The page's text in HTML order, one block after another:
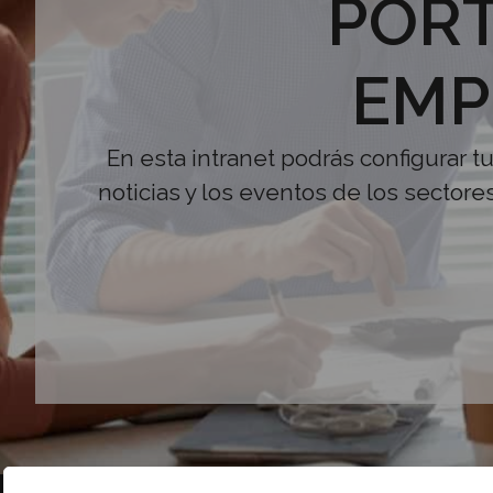
En esta intranet podrás configurar
noticias y los eventos de los